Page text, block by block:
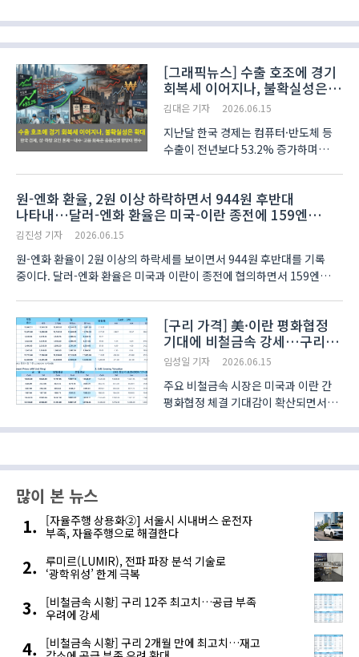
웹예능 유튜브 채널
‘안녕하세요원이입니다잘부탁드립니다’의
한 영상에서 우연히 시작됐다. ..
[그래픽뉴스] 수출 호조에 경기
회복세 이어지나, 불확실성은
확대
김대은 기자 2026.06.15
지난달 한국 경제는 컴퓨터·반도체 등
수출이 전년보다 53.2% 증가하며
이어지면서 민생 경제의 부담은
가중되는 모습이다. 재정경제부 조성중
원-엔화 환율, 2원 이상 하락하면서 944원 후반대
나타내…달러-엔화 환율은 미국-이란 종전에 159엔
후반대로 내려서
김진성 기자 2026.06.15
원-엔화 환율이 2원 이상의 하락세를 보이면서 944원 후반대를 기록
중이다. 달러-엔화 환율은 미국과 이란이 종전에 협의하면서 159엔
[구리 가격] 美·이란 평화협정
기대에 비철금속 강세…구리
2% 반등
임성일 기자 2026.06.15
주요 비철금속 시장은 미국과 이란 간
평화협정 체결 기대감이 확산되면서
시장에서는 양국이 이번 주말 중동 분쟁
담은 합의에 근접했다는 관측이
많이 본 뉴스
[자율주행 상용화②] 서울시 시내버스 운전자
부족, 자율주행으로 해결한다
루미르(LUMIR), 전파 파장 분석 기술로
‘광학위성’ 한계 극복
[비철금속 시황] 구리 12주 최고치…공급 부족
우려에 강세
[비철금속 시황] 구리 2개월 만에 최고치…재고